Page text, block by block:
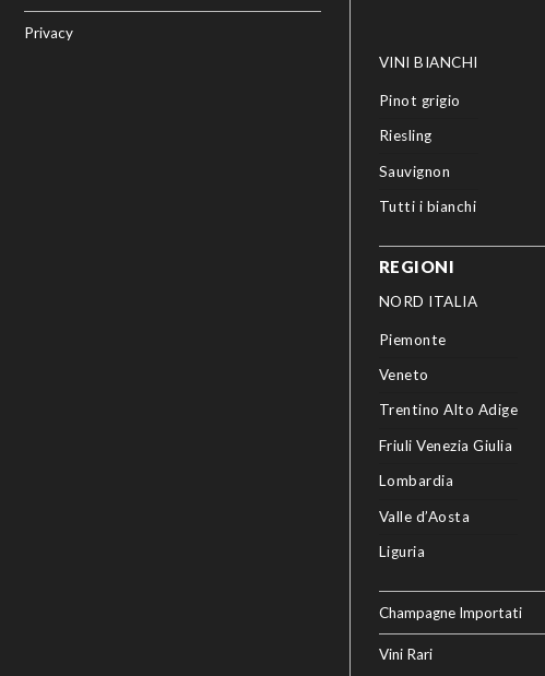
Privacy
VINI BIANCHI
Pinot grigio
Riesling
Sauvignon
Tutti i bianchi
REGIONI
NORD ITALIA
Piemonte
Veneto
Trentino Alto Adige
Friuli Venezia Giulia
Lombardia
Valle d’Aosta
Liguria
Champagne Importati
Vini Rari